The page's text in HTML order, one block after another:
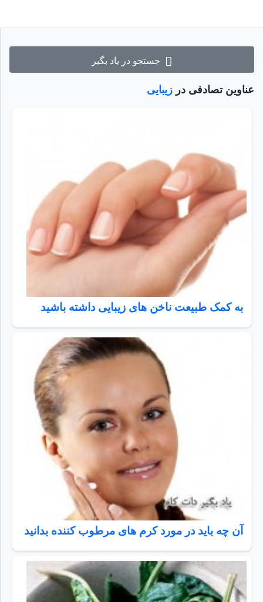
جستجو در یاد بگیر
عناوین تصادفی در زیبایی
به کمک طبیعت ناخن های زیبایی داشته باشید
آن چه باید در مورد کرم های مرطوب کننده بدانید